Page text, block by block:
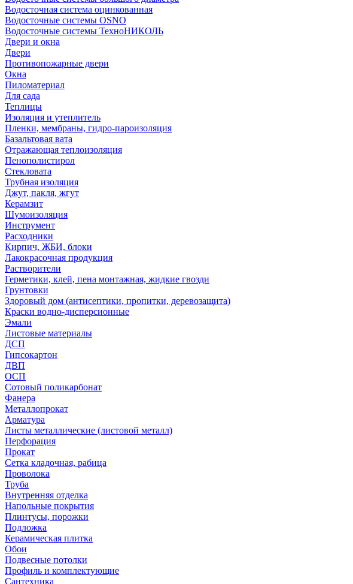
Водосточная система оцинкованная
Водосточные системы OSNO
Водосточные системы ТехноНИКОЛЬ
Двери и окна
Двери
Противопожарные двери
Окна
Пиломатериал
Для сада
Теплицы
Изоляция и утеплитель
Пленки, мембраны, гидро-пароизоляция
Базальтовая вата
Отражающая теплоизоляция
Пенополистирол
Стекловата
Трубная изоляция
Джут, пакля, жгут
Керамзит
Шумоизоляция
Инструмент
Расходники
Кирпич, ЖБИ, блоки
Лакокрасочная продукция
Растворители
Герметики, клей, пена монтажная, жидкие гвозди
Грунтовки
Здоровый дом (антисептики, пропитки, деревозащита)
Краски водно-дисперсионные
Эмали
Листовые материалы
ДСП
Гипсокартон
ДВП
ОСП
Сотовый поликарбонат
Фанера
Металлопрокат
Арматура
Листы металлические (листовой металл)
Перфорация
Прокат
Сетка кладочная, рабица
Проволока
Труба
Внутренняя отделка
Напольные покрытия
Плинтусы, порожки
Подложка
Керамическая плитка
Обои
Подвесные потолки
Профиль и комплектующие
Сантехника